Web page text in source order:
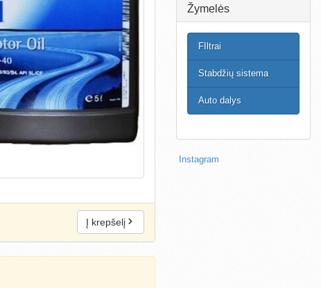
Į krepšelį
Žymelės
FIltrai
Stabdžių sistema
Auto dalys
Instagram